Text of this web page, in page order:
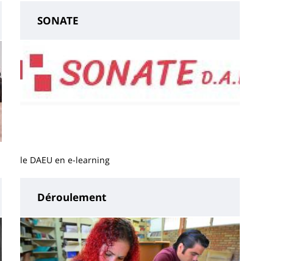
SONATE
le DAEU en e-learning
Déroulement